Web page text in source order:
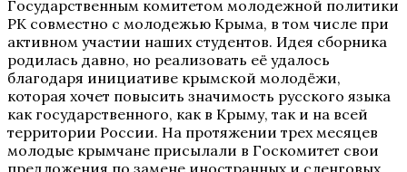
Государственным комитетом молодежной политики
РК совместно с молодежью Крыма, в том числе при
активном участии наших студентов. Идея сборника
родилась давно, но реализовать её удалось
благодаря инициативе крымской молодёжи,
которая хочет повысить значимость русского языка
как государственного, как в Крыму, так и на всей
территории России. На протяжении трех месяцев
молодые крымчане присылали в Госкомитет свои
предложения по замене иностранных и сленговых